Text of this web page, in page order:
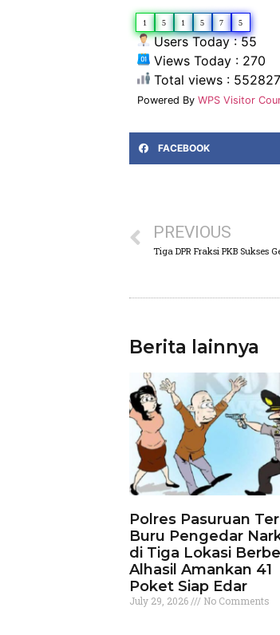
1 5 1 5 7 5
Users Today : 55
Views Today : 270
Total views : 552827
Powered By WPS Visitor
FACEBOOK
PREVIOUS
Tiga DPR Fraksi PKB Sukses
Berita lainnya
Polres Pasuruan
Buru Pengedar
di Tiga Lokasi
Alhasil Amankan 41
Poket Siap Edar
July 29, 2026 No Comments